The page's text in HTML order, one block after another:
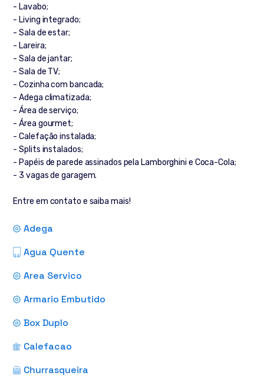
- Lavabo;
- Living integrado;
- Sala de estar;
- Lareira;
- Sala de jantar;
- Sala de TV;
- Cozinha com bancada;
- Adega climatizada;
- Área de serviço;
- Área gourmet;
- Calefação instalada;
- Splits instalados;
- Papéis de parede assinados pela Lamborghini e Coca-Cola;
- 3 vagas de garagem.
Entre em contato e saiba mais!
Adega
Agua Quente
Area Servico
Armario Embutido
Box Duplo
Calefacao
Churrasqueira